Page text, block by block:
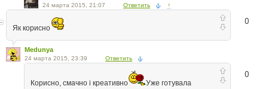
24 марта 2015, 21:07 Ответить ↑
0
Як корисно
Medunya
24 марта 2015, 23:39 Ответить
0
Корисно, смачно і креативно
Уже готувала